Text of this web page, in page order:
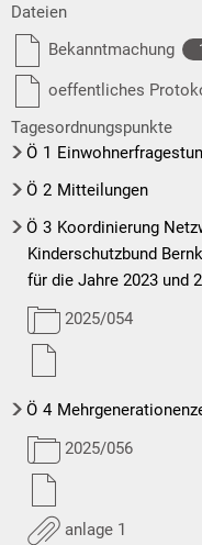
Dateien
Bekanntmachung
oeffentliches
Tagesordnungspunkte
Ö 1
Ö 2 Mitteilungen
Ö 3 Koordinierung
Kinderschutzbund
für die Jahre 2023 und
2025/054
Ö 4
2025/056
anlage 1